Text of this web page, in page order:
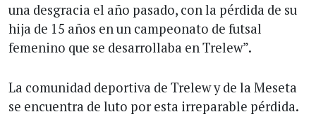
una desgracia el año pasado, con la pérdida de su
hija de 15 años en un campeonato de futsal
femenino que se desarrollaba en Trelew”.
La comunidad deportiva de Trelew y de la Meseta
se encuentra de luto por esta irreparable pérdida.